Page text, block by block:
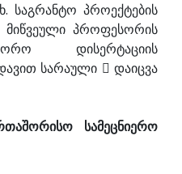
საგრანტო პროექტების
მიწვეული პროფესორის
დისერტაციის
სარაული  დაიცვა
სამეცნიერო